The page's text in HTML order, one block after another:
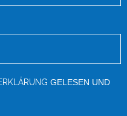
GELESEN UND